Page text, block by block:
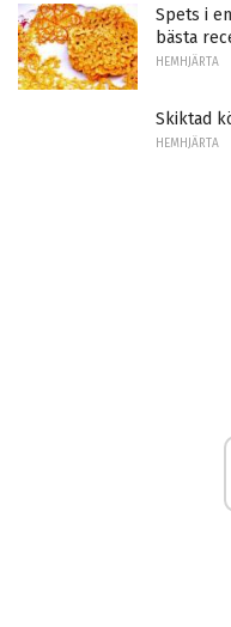
Spets i
bästa
HEMHJÄRTA
Skiktad
HEMHJÄRTA